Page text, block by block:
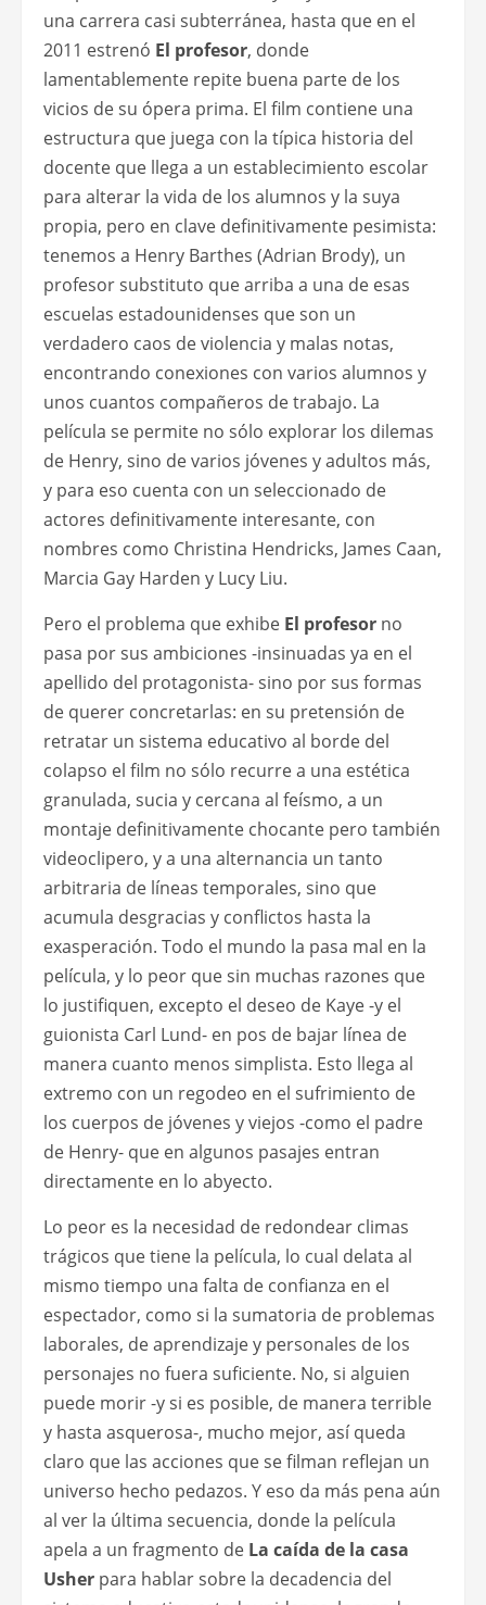
una carrera casi subterránea, hasta que en el
2011 estrenó El profesor, donde
lamentablemente repite buena parte de los
vicios de su ópera prima. El film contiene una
estructura que juega con la típica historia del
docente que llega a un establecimiento escolar
para alterar la vida de los alumnos y la suya
propia, pero en clave definitivamente pesimista:
tenemos a Henry Barthes (Adrian Brody), un
profesor substituto que arriba a una de esas
escuelas estadounidenses que son un
verdadero caos de violencia y malas notas,
encontrando conexiones con varios alumnos y
unos cuantos compañeros de trabajo. La
película se permite no sólo explorar los dilemas
de Henry, sino de varios jóvenes y adultos más,
y para eso cuenta con un seleccionado de
actores definitivamente interesante, con
nombres como Christina Hendricks, James Caan,
Marcia Gay Harden y Lucy Liu.
Pero el problema que exhibe El profesor no
pasa por sus ambiciones -insinuadas ya en el
apellido del protagonista- sino por sus formas
de querer concretarlas: en su pretensión de
retratar un sistema educativo al borde del
colapso el film no sólo recurre a una estética
granulada, sucia y cercana al feísmo, a un
montaje definitivamente chocante pero también
videoclipero, y a una alternancia un tanto
arbitraria de líneas temporales, sino que
acumula desgracias y conflictos hasta la
exasperación. Todo el mundo la pasa mal en la
película, y lo peor que sin muchas razones que
lo justifiquen, excepto el deseo de Kaye -y el
guionista Carl Lund- en pos de bajar línea de
manera cuanto menos simplista. Esto llega al
extremo con un regodeo en el sufrimiento de
los cuerpos de jóvenes y viejos -como el padre
de Henry- que en algunos pasajes entran
directamente en lo abyecto.
Lo peor es la necesidad de redondear climas
trágicos que tiene la película, lo cual delata al
mismo tiempo una falta de confianza en el
espectador, como si la sumatoria de problemas
laborales, de aprendizaje y personales de los
personajes no fuera suficiente. No, si alguien
puede morir -y si es posible, de manera terrible
y hasta asquerosa-, mucho mejor, así queda
claro que las acciones que se filman reflejan un
universo hecho pedazos. Y eso da más pena aún
al ver la última secuencia, donde la película
apela a un fragmento de La caída de la casa
Usher para hablar sobre la decadencia del